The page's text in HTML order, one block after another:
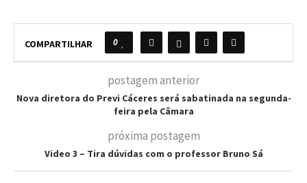
COMPARTILHAR 0
postagem anterior
​Nova diretora do Previ Cáceres será sabatinada na segunda-
feira pela Câmara
próxima postagem
Video 3 – Tira dúvidas com o professor Bruno Sá